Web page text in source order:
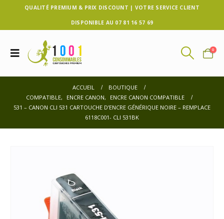
QUALITÉ PREMIUM & PRIX DISCOUNT | VOTRE SERVICE CLIENT
DISPONIBLE AU 07 81 16 57 69
0
ACCUEIL
BOUTIQUE
COMPATIBLE, ENCRE CANON,
ENCRE CANON COMPATIBLE
531 – CANON CLI 531 CARTOUCHE D’ENCRE GÉNÉRIQUE NOIRE – REMPLACE
6118C001- CLI 531BK